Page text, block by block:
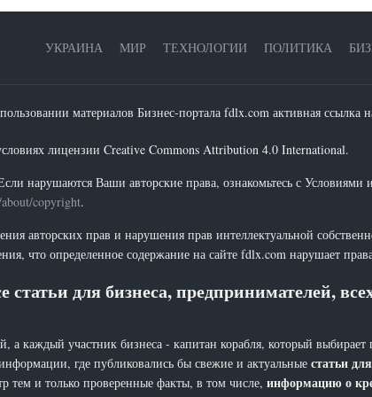
УКРАИНА МИР ТЕХНОЛОГИИ ПОЛИТИКА
материалов Бизнес-портала fdlx.com активная ссылка
лицензии Creative Commons Attribution 4.0 International.
нарушаются Ваши авторские права, ознакомьтесь с Условиями
copyright.
авторских прав и нарушения прав интеллектуальной
что определенное содержание на сайте fdlx.com нарушает
статьи для бизнеса, предпринимателей,
а каждый участник бизнеса - капитан корабля, который
где публиковались бы свежие и актуальные статьи
тем и только проверенные факты, в том числе, информацию о